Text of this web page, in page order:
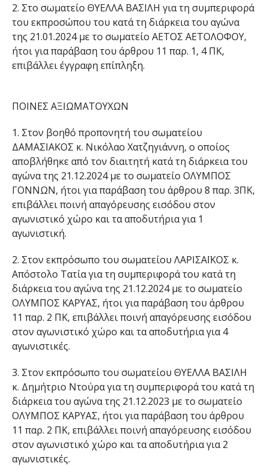
2. Στο σωματείο ΘΥΕΛΛΑ ΒΑΣΙΛΗ για τη συμπεριφορά
του εκπροσώπου του κατά τη διάρκεια του αγώνα
της 21.01.2024 με το σωματείο ΑΕΤΟΣ ΑΕΤΟΛΟΦΟΥ,
ήτοι για παράβαση του άρθρου 11 παρ. 1, 4 ΠΚ,
επιβάλλειέγγραφη επίπληξη.
ΠΟΙΝΕΣ ΑΞΙΩΜΑΤΟΥΧΩΝ
1. Στον βοηθό προπονητή του σωματείου
ΔΑΜΑΣΙΑΚΟΣ κ. Νικόλαο Χατζηγιάννη, ο οποίος
αποβλήθηκε από τον διαιτητή κατά τη διάρκεια του
αγώνα της 21.12.2024 με το σωματείο ΟΛΥΜΠΟΣ
ΓΟΝΝΩΝ, ήτοι για παράβαση του άρθρου 8 παρ. 3ΠΚ,
επιβάλλει ποινή απαγόρευσης εισόδου στον
αγωνιστικό χώρο και τα αποδυτήρια για 1
αγωνιστική.
2. Στον εκπρόσωπο του σωματείου ΛΑΡΙΣΑΪΚΟΣ κ.
Απόστολο Τατία για τη συμπεριφορά του κατά τη
διάρκεια του αγώνα της 21.12.2024με το σωματείο
ΟΛΥΜΠΟΣ ΚΑΡΥΑΣ, ήτοι για παράβαση του άρθρου
11 παρ. 2 ΠΚ, επιβάλλει ποινή απαγόρευσης εισόδου
στον αγωνιστικό χώρο και τα αποδυτήρια για4
αγωνιστικές.
3. Στον εκπρόσωπο του σωματείου ΘΥΕΛΛΑ ΒΑΣΙΛΗ
κ. Δημήτριο Ντούραγια τη συμπεριφορά του κατά τη
διάρκεια του αγώνα της 21.12.2023 με το σωματείο
ΟΛΥΜΠΟΣ ΚΑΡΥΑΣ, ήτοι για παράβαση του άρθρου
11 παρ. 2 ΠΚ, επιβάλλει ποινή απαγόρευσης εισόδου
στον αγωνιστικό χώρο και τα αποδυτήρια για2
αγωνιστικές.